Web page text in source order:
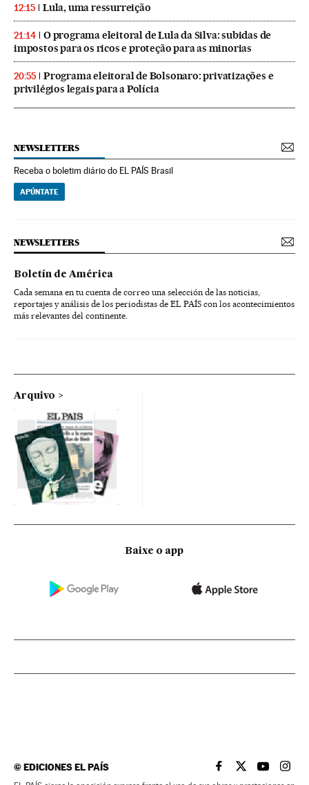
12:15 Lula, uma ressurreição
21:14
O programa eleitoral de Lula da Silva: subidas de
impostos para os ricos e proteção para as minorias
20:55
Programa eleitoral de Bolsonaro: privatizações e
privilégios legais para a Polícia
NEWSLETTERS
Receba o boletim diário do EL PAÍS Brasil
APÚNTATE
NEWSLETTERS
Boletín de América
Cada semana en tu cuenta de correo una selección de las noticias,
reportajes y análisis de los periodistas de EL PAÍS con los acontecimientos
más relevantes del continente.
Arquivo
Baixe o app
©EDICIONES EL PAÍS EL PAÍS BRASIL EN
EL PAÍSEL PAÍS
EL